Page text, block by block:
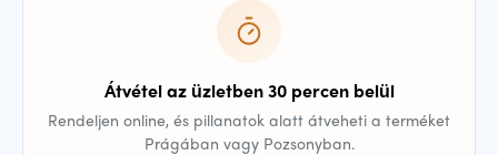
Átvétel az üzletben 30 percen belül
Rendeljen online, és pillanatok alatt átveheti a terméket
Prágában vagy Pozsonyban.